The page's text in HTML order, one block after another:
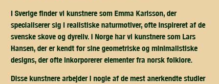
I Sverige finder vi kunstnere som Emma Karlsson, der
specialiserer sig i realistiske naturmotiver, ofte inspireret af de
svenske skove og dyreliv. I Norge har vi kunstnere som Lars
Hansen, der er kendt for sine geometriske og minimalistiske
designs, der ofte inkorporerer elementer fra norsk folklore.
Disse kunstnere arbejder i nogle af de mest anerkendte studier